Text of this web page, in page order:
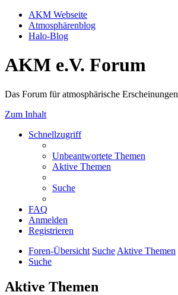
AKM Webseite
Atmosphärenblog
Halo-Blog
AKM e.V. Forum
Das Forum für atmosphärische Erscheinungen
Zum Inhalt
Schnellzugriff
Unbeantwortete Themen
Aktive Themen
Suche
FAQ
Anmelden
Registrieren
Foren-Übersicht Suche Aktive Themen
Suche
Aktive Themen